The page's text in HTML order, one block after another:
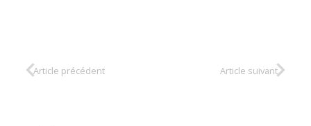
Article précédent Article suivant